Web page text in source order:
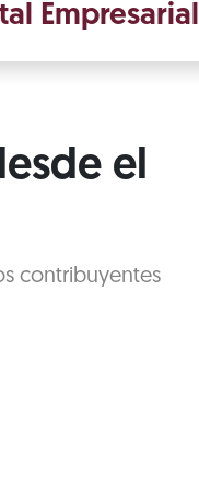
Empresarial
el
contribuyentes